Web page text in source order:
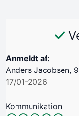
Anmeldt af:
Anders Jacobsen,
17/01-2026
Kommunikation